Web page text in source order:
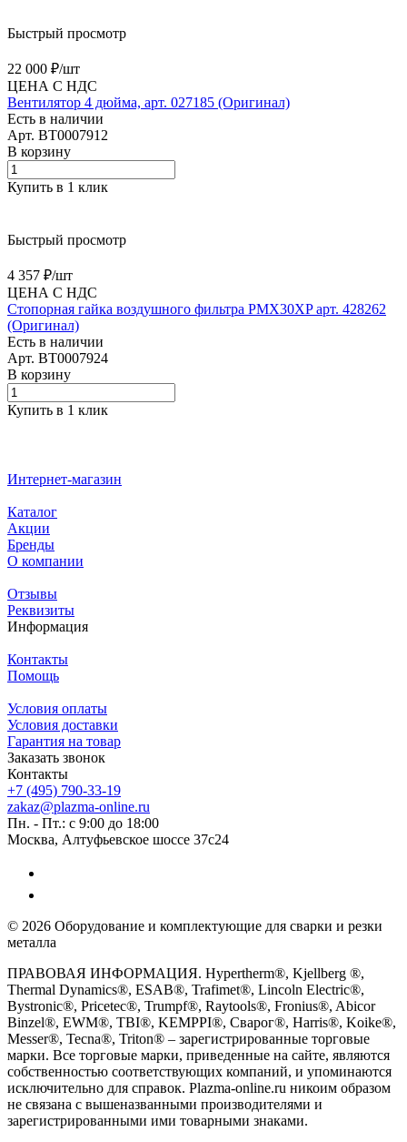
Быстрый просмотр
22 000 ₽/шт
ЦЕНА С НДС
Вентилятор 4 дюйма, арт. 027185 (Оригинал)
Есть в наличии
Арт. BT0007912
В корзину
Купить в 1 клик
Быстрый просмотр
4 357 ₽/шт
ЦЕНА С НДС
Cтопорная гайка воздушного фильтра PMX30XP арт. 428262
(Оригинал)
Есть в наличии
Арт. BT0007924
В корзину
Купить в 1 клик
Интернет-магазин
Каталог
Акции
Бренды
О компании
Отзывы
Реквизиты
Информация
Контакты
Помощь
Условия оплаты
Условия доставки
Гарантия на товар
Заказать звонок
Контакты
+7 (495) 790-33-19
zakaz@plazma-online.ru
Пн. - Пт.: с 9:00 до 18:00
Москва, Алтуфьевское шоссе 37с24
© 2026 Оборудование и комплектующие для сварки и резки
металла
ПРАВОВАЯ ИНФОРМАЦИЯ. Hypertherm®, Kjellberg ®,
Thermal Dynamics®, ESAB®, Trafimet®, Lincoln Electric®,
Bystronic®, Pricetec®, Trumpf®, Raytools®, Fronius®, Abicor
Binzel®, EWM®, TBI®, KEMPPI®, Сварог®, Harris®, Koike®,
Messer®, Tecna®, Triton® – зарегистрированные торговые
марки. Все торговые марки, приведенные на сайте, являются
собственностью соответствующих компаний, и упоминаются
исключительно для справок. Plazma-online.ru никоим образом
не связана с вышеназванными производителями и
зарегистрированными ими товарными знаками.